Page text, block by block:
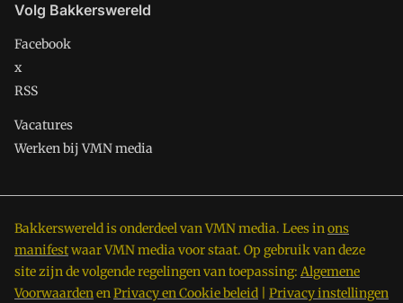
Volg Bakkerswereld
Facebook
x
RSS
Vacatures
Werken bij VMN media
Bakkerswereld is onderdeel van VMN media. Lees inons
manifestwaar VMN media voor staat. Op gebruik van deze
site zijn de volgende regelingen van toepassing: Algemene
VoorwaardenenPrivacy en Cookie beleid Privacy instellingen